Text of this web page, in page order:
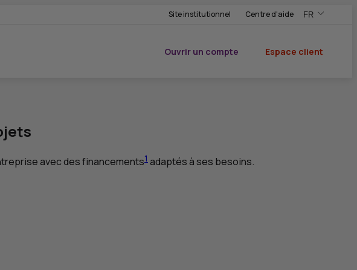
Site institutionnel Centre d'aide FR
,Version
,Changer de
Ouvrir un compte
Espace client
avec des financements1 adaptés à ses besoins.